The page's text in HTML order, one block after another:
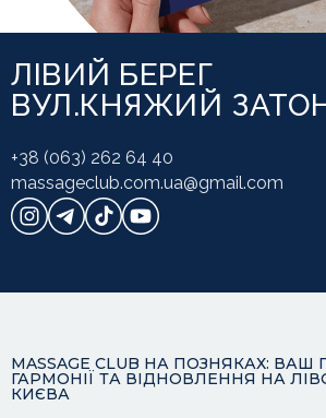
ЛІВИЙ БЕРЕГ
ВУЛ.КНЯЖИЙ
+38 (063) 262 64 40
massageclub.com.ua@gmail.com
MASSAGE CLUB НА ПОЗНЯКАХ: ВАШ
ГАРМОНІЇ ТА ВІДНОВЛЕННЯ НА
КИЄВА